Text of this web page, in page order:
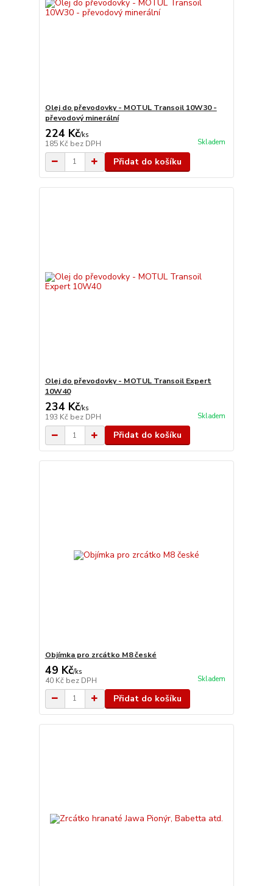
Olej do převodovky - MOTUL Transoil 10W30 -
převodový minerální
224 Kč/ks
185 Kč bez DPH Skladem
Přidat do košíku
Olej do převodovky - MOTUL Transoil Expert
10W40
234 Kč/ks
193 Kč bez DPH Skladem
Přidat do košíku
Objímka pro zrcátko M8 české
49 Kč/ks
40 Kč bez DPH Skladem
Přidat do košíku